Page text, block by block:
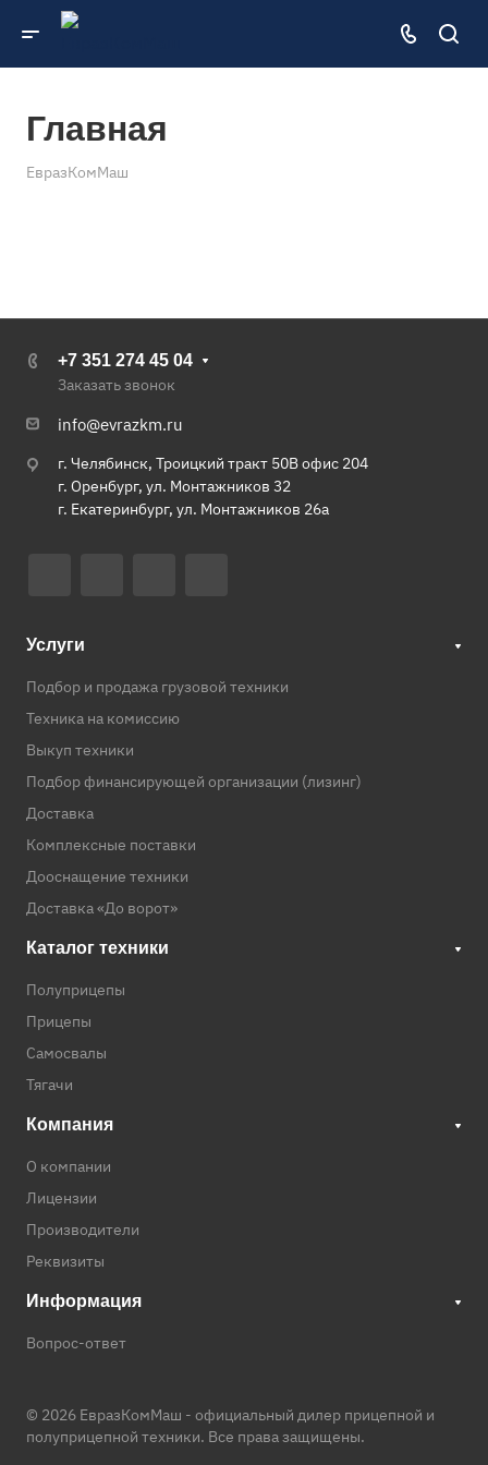
Главная
ЕвразКомМаш
+7 351 274 45 04
Заказать звонок
info@evrazkm.ru
г. Челябинск, Троицкий тракт 50В офис 204
г. Оренбург, ул. Монтажников 32
г. Екатеринбург, ул. Монтажников 26а
Услуги
Подбор и продажа грузовой техники
Техника на комиссию
Выкуп техники
Подбор финансирующей организации (лизинг)
Доставка
Комплексные поставки
Дооснащение техники
Доставка «До ворот»
Каталог техники
Полуприцепы
Прицепы
Самосвалы
Тягачи
Компания
О компании
Лицензии
Производители
Реквизиты
Информация
Вопрос-ответ
© 2026 ЕвразКомМаш - официальный дилер прицепной и
полуприцепной техники. Все права защищены.